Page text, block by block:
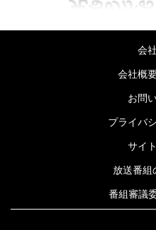
会
会社概
お問
プライバ
サイ
放送番組
番組審議